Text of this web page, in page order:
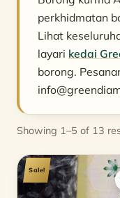
perkhidmatan
Lihat
layari kedai
borong.
Showing 1–5 of 13
Sale!